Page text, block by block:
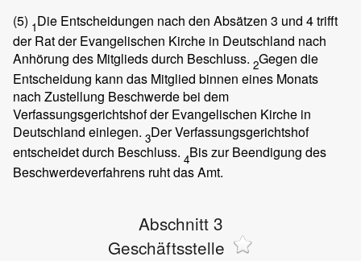
(5) 1Die Entscheidungen nach den Absätzen 3 und 4 trifft
der Rat der Evangelischen Kirche in Deutschland nach
Anhörung des Mitglieds durch Beschluss. 2Gegen die
Entscheidung kann das Mitglied binnen eines Monats
nach Zustellung Beschwerde bei dem
Verfassungsgerichtshof der Evangelischen Kirche in
Deutschland einlegen. 3Der Verfassungsgerichtshof
entscheidet durch Beschluss. 4Bis zur Beendigung des
Beschwerdeverfahrens ruht das Amt.
Abschnitt 3
Geschäftsstelle